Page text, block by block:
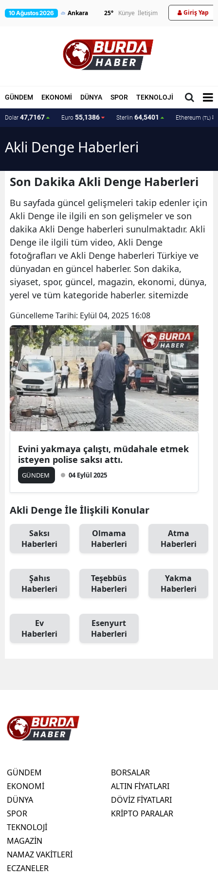
10 Ağustos 2026 25° Künye İletişim Giriş Yap
GÜNDEM EKONOMİ DÜNYA SPOR TEKNOLOJİ MAGAZİN
Dolar 47,7167 Euro 55,1386 Sterlin 64,5401 Ethereum (TL)
Akli Denge Haberleri
Son Dakika Akli Denge Haberleri
Bu sayfada güncel gelişmeleri takip edenler için
Akli Denge ile ilgili en son gelişmeler ve son
dakika Akli Denge haberleri sunulmaktadır. Akli
Denge ile ilgili tüm video, Akli Denge
fotoğrafları ve Akli Denge haberleri Türkiye ve
dünyadan en güncel haberler. Son dakika,
siyaset, spor, güncel, magazin, ekonomi, dünya,
yerel ve tüm kategoride haberler. sitemizde
Güncelleme Tarihi: Eylül 04, 2025 16:08
Evini yakmaya çalıştı, müdahale etmek
isteyen polise saksı attı.
GÜNDEM 04 Eylül 2025
Akli Denge İle İlişkili Konular
Saksı
Haberleri
Olmama
Haberleri
Atma
Haberleri
Şahıs
Haberleri
Teşebbüs
Haberleri
Yakma
Haberleri
Ev
Haberleri
Esenyurt
Haberleri
GÜNDEM
EKONOMİ
DÜNYA
SPOR
TEKNOLOJİ
MAGAZİN
NAMAZ VAKİTLERİ
ECZANELER
BORSALAR
ALTIN FİYATLARI
DÖVİZ FİYATLARI
KRİPTO PARALAR